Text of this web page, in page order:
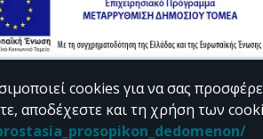
cookies για να σας
αποδέχεστε και τη χρήση των